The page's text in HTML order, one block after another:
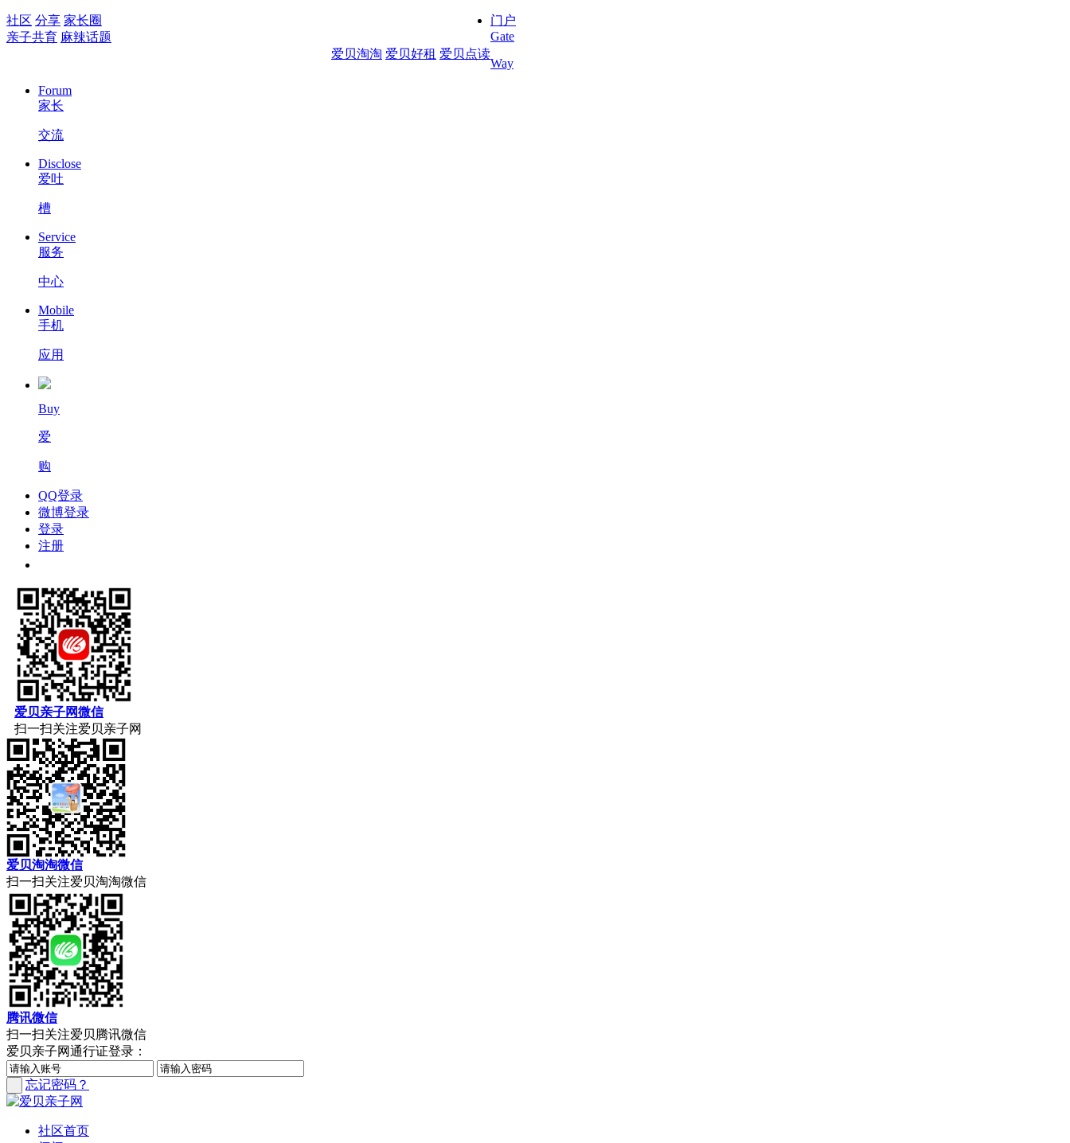
社区 分享 家长圈
亲子共育 麻辣话题
爱贝淘淘 爱贝好租 爱贝点读
门户
Gate
Way
Forum
家长
交流
Disclose
爱吐
槽
Service
服务
中心
Mobile
手机
应用
Buy
爱
购
QQ登录
微博登录
登录
注册
爱贝亲子网微信
扫一扫关注爱贝亲子网
爱贝淘淘微信
扫一扫关注爱贝淘淘微信
腾讯微信
扫一扫关注爱贝腾讯微信
爱贝亲子网通行证登录：
忘记密码？
社区首页